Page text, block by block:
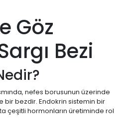
Göz
Bezi
nefes borusunun üzerinde
bir bezdir. Endokrin sistemin bir
çeşitli hormonların üretiminde rol